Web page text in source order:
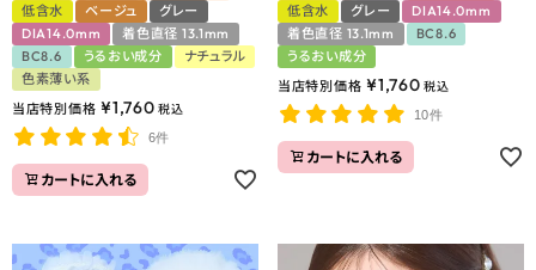
低含水
ベージュ
グレー
DIA14.0mm
着色直径 13.1mm
BC8.6
うるおい成分
ナチュラル
色素薄い系
当店特別価格 ¥1,760 税込
6件
カートに入れる
低含水
グレー
DIA14.0mm
着色直径 13.1mm
BC8.6
うるおい成分
当店特別価格 ¥1,760 税込
10件
カートに入れる